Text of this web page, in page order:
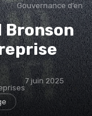
Gouvernance
Bronson
7 juin 2025